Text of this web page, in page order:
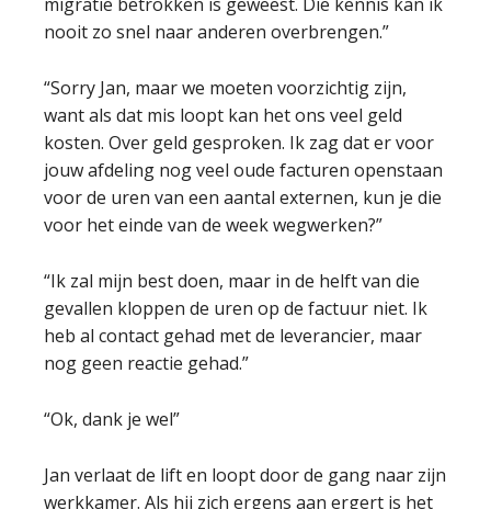
nooit zo snel naar anderen overbrengen.”
“Sorry Jan, maar we moeten voorzichtig zijn,
want als dat mis loopt kan het ons veel geld
kosten. Over geld gesproken. Ik zag dat er voor
jouw afdeling nog veel oude facturen openstaan
voor de uren van een aantal externen, kun je die
voor het einde van de week wegwerken?”
“Ik zal mijn best doen, maar in de helft van die
gevallen kloppen de uren op de factuur niet. Ik
heb al contact gehad met de leverancier, maar
nog geen reactie gehad.”
“Ok, dank je wel”
Jan verlaat de lift en loopt door de gang naar zijn
werkkamer. Als hij zich ergens aan ergert is het